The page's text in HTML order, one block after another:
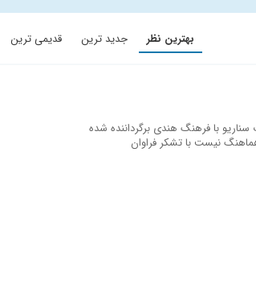
بهترین نظر جدید ترین قدیمی ترین